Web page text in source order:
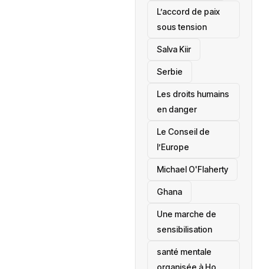
L’accord de paix
sous tension
Salva Kiir
‎Serbie
Les droits humains
en danger
‎Le Conseil de
l’Europe
Michael O'Flaherty
‎Ghana
Une marche de
sensibilisation
santé mentale
organisée à Ho